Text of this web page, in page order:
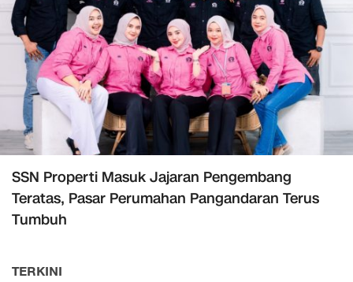
SSN Properti Masuk Jajaran Pengembang
Teratas, Pasar Perumahan Pangandaran Terus
Tumbuh
TERKINI